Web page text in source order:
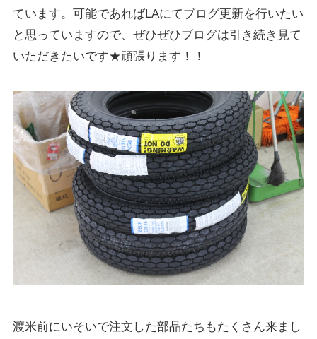
ています。可能であればLAにてブログ更新を行いたい
と思っていますので、ぜひぜひブログは引き続き見て
いただきたいです★頑張ります！！
渡米前にいそいで注文した部品たちもたくさん来まし